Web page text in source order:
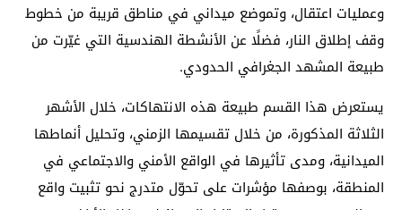
وعمليات اعتقال، وتموضع ميداني في مناطق قريبة من خطوط
وقف إطلاق النار، فضلًا عن الأنشطة الهندسية التي غيّرت من
طبيعة المشهد الجغرافي الحدودي.
يستعرض هذا القسم طبيعة هذه الانتهاكات، خلال الأشهر
الثلاثة المذكورة، من خلال تقسيمها الزمني، وتحليل أنماطها
الميدانية، ومدى تأثيرها في الواقع الأمني والاجتماعي في
المنطقة، بوصفها مؤشرات على تحوّل متدرج نحو تثبيت واقع